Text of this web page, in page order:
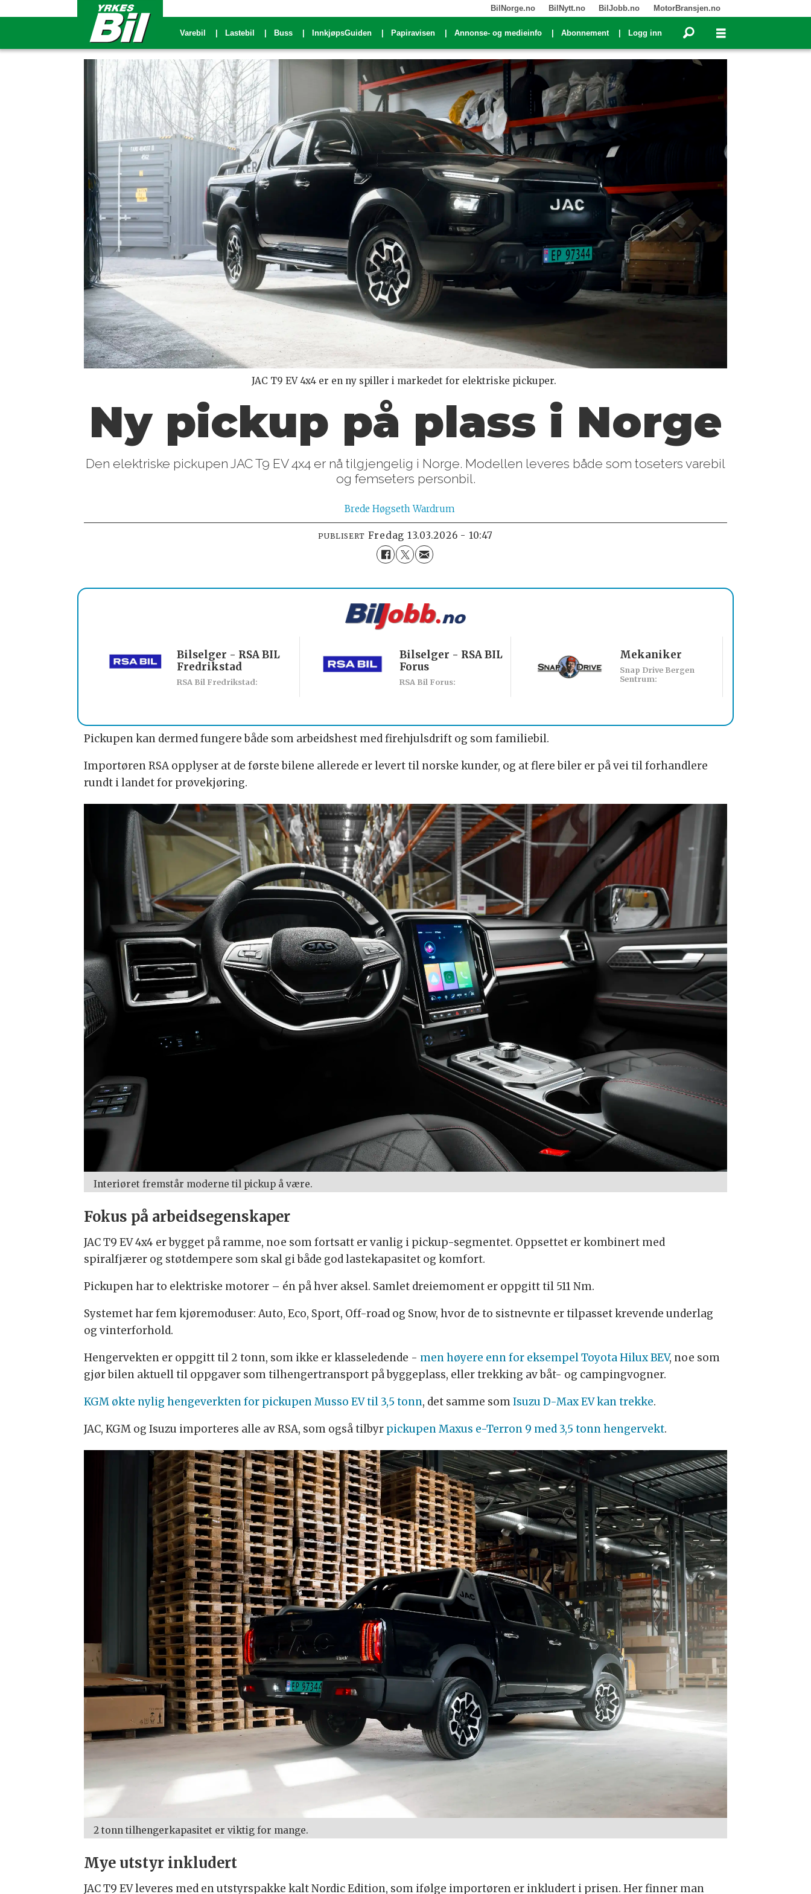
BilNorge.no BilNytt.no BilJobb.no MotorBransjen.no
Varebil Lastebil Buss InnkjøpsGuiden Papiravisen Annonse- og medieinfo Abonnement Logg inn
JAC T9 EV 4x4 er en ny spiller i markedet for elektriske pickuper.
Ny pickup på plass i Norge
Den elektriske pickupen JAC T9 EV 4x4 er nå tilgjengelig i Norge. Modellen leveres både som toseters varebil
og femseters personbil.
Brede Høgseth Wardrum
PUBLISERT fredag 13.03.2026 - 10:47
RSA Bil Fredrikstad:
Bilselger - RSA BIL
Fredrikstad
RSA Bil Forus:
Bilselger - RSA BIL
Forus
Snap Drive Bergen
Sentrum:
Mekaniker
Pickupen kan dermed fungere både som arbeidshest med firehjulsdrift og som familiebil.
Importøren RSA opplyser at de første bilene allerede er levert til norske kunder, og at flere biler er på vei til forhandlere
rundt i landet for prøvekjøring.
Interiøret fremstår moderne til pickup å være.
Fokus på arbeidsegenskaper
JAC T9 EV 4x4 er bygget på ramme, noe som fortsatt er vanlig i pickup-segmentet. Oppsettet er kombinert med
spiralfjærer og støtdempere som skal gi både god lastekapasitet og komfort.
Pickupen har to elektriske motorer – én på hver aksel. Samlet dreiemoment er oppgitt til 511 Nm.
Systemet har fem kjøremoduser: Auto, Eco, Sport, Off-road og Snow, hvor de to sistnevnte er tilpasset krevende underlag
og vinterforhold.
Hengervekten er oppgitt til 2 tonn, som ikke er klasseledende - men høyere enn for eksempel Toyota Hilux BEV, noe som
gjør bilen aktuell til oppgaver som tilhengertransport på byggeplass, eller trekking av båt- og campingvogner.
KGM økte nylig hengeverkten for pickupen Musso EV til 3,5 tonn, det samme somIsuzu D-Max EV kan trekke.
JAC, KGM og Isuzu importeres alle av RSA, som også tilbyr pickupen Maxus e-Terron 9 med 3,5 tonn hengervekt.
2 tonn tilhengerkapasitet er viktig for mange.
Mye utstyr inkludert
JAC T9 EV leveres med en utstyrspakke kalt Nordic Edition, som ifølge importøren er inkludert i prisen. Her finner man